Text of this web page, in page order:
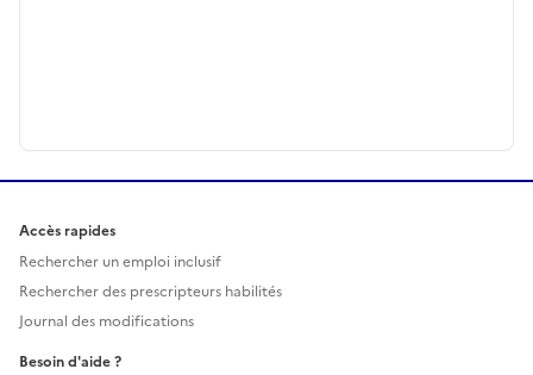
Accès rapides
Rechercher un emploi inclusif
Rechercher des prescripteurs habilités
Journal des modifications
Besoin d'aide ?